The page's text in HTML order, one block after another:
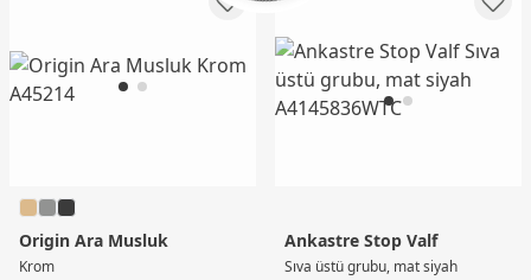
Origin Ara Musluk
Krom
Ankastre Stop Valf
Sıva üstü grubu, mat siyah